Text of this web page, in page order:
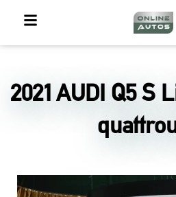
contenido
2021 AUDI Q5 S